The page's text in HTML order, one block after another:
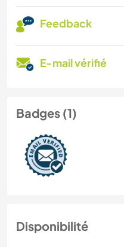
Feedback
E-mail vérifié
Badges (1)
Disponibilité